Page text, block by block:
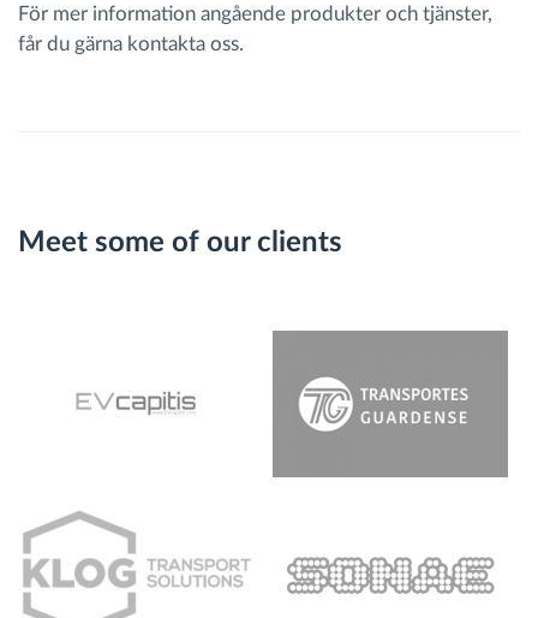
För mer information angående produkter och tjänster,
får du gärna kontakta oss.
Meet some of our clients